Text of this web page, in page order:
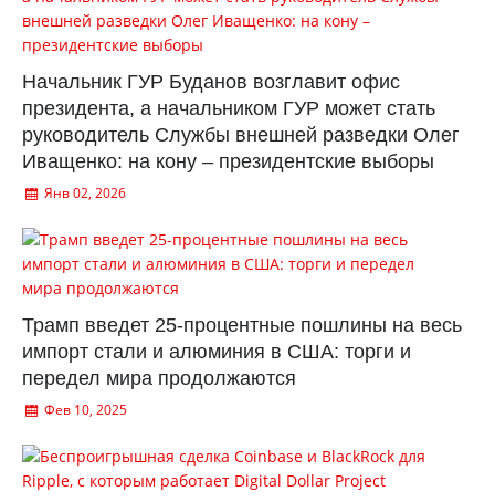
Начальник ГУР Буданов возглавит офис
президента, а начальником ГУР может стать
руководитель Службы внешней разведки Олег
Иващенко: на кону – президентские выборы
Янв 02, 2026
Трамп введет 25-процентные пошлины на весь
импорт стали и алюминия в США: торги и
передел мира продолжаются
Фев 10, 2025